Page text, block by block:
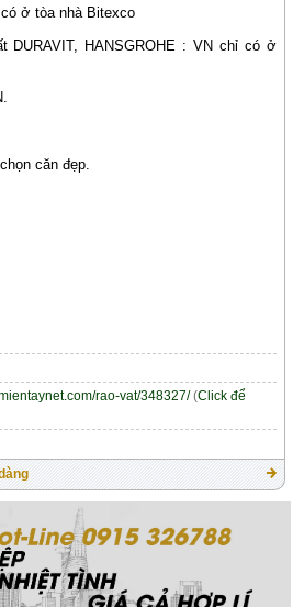
ở tòa nhà Bitexco
DURAVIT, HANSGROHE : VN chỉ có ở
căn đẹp.
rao-vat/348327/(Click để